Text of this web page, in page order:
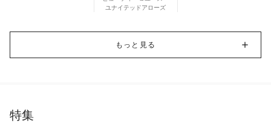
ユナイテッドアローズ
もっと見る
特集